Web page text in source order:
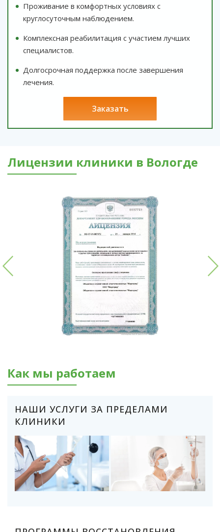
Проживание в комфортных условиях с
круглосуточным наблюдением.
Комплексная реабилитация с участием лучших
специалистов.
Долгосрочная поддержка после завершения
лечения.
заказать
Лицензии клиники в Вологде
Как мы работаем
НАШИ УСЛУГИ ЗА ПРЕДЕЛАМИ
КЛИНИКИ